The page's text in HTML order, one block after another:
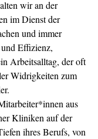
wir an der
im Dienst der
und immer
Effizienz,
Arbeitsalltag, der oft
Widrigkeiten zum
aus
Kliniken auf der
ihres Berufs, von